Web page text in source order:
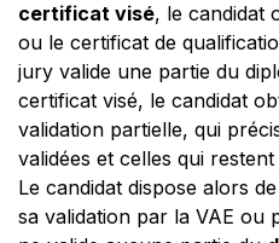
certificat visé, le candidat
ou le certificat de
jury valide une partie du
certificat visé, le candidat
validation partielle, qui
validées et celles qui
Le candidat dispose alors de
sa validation par la VAE ou